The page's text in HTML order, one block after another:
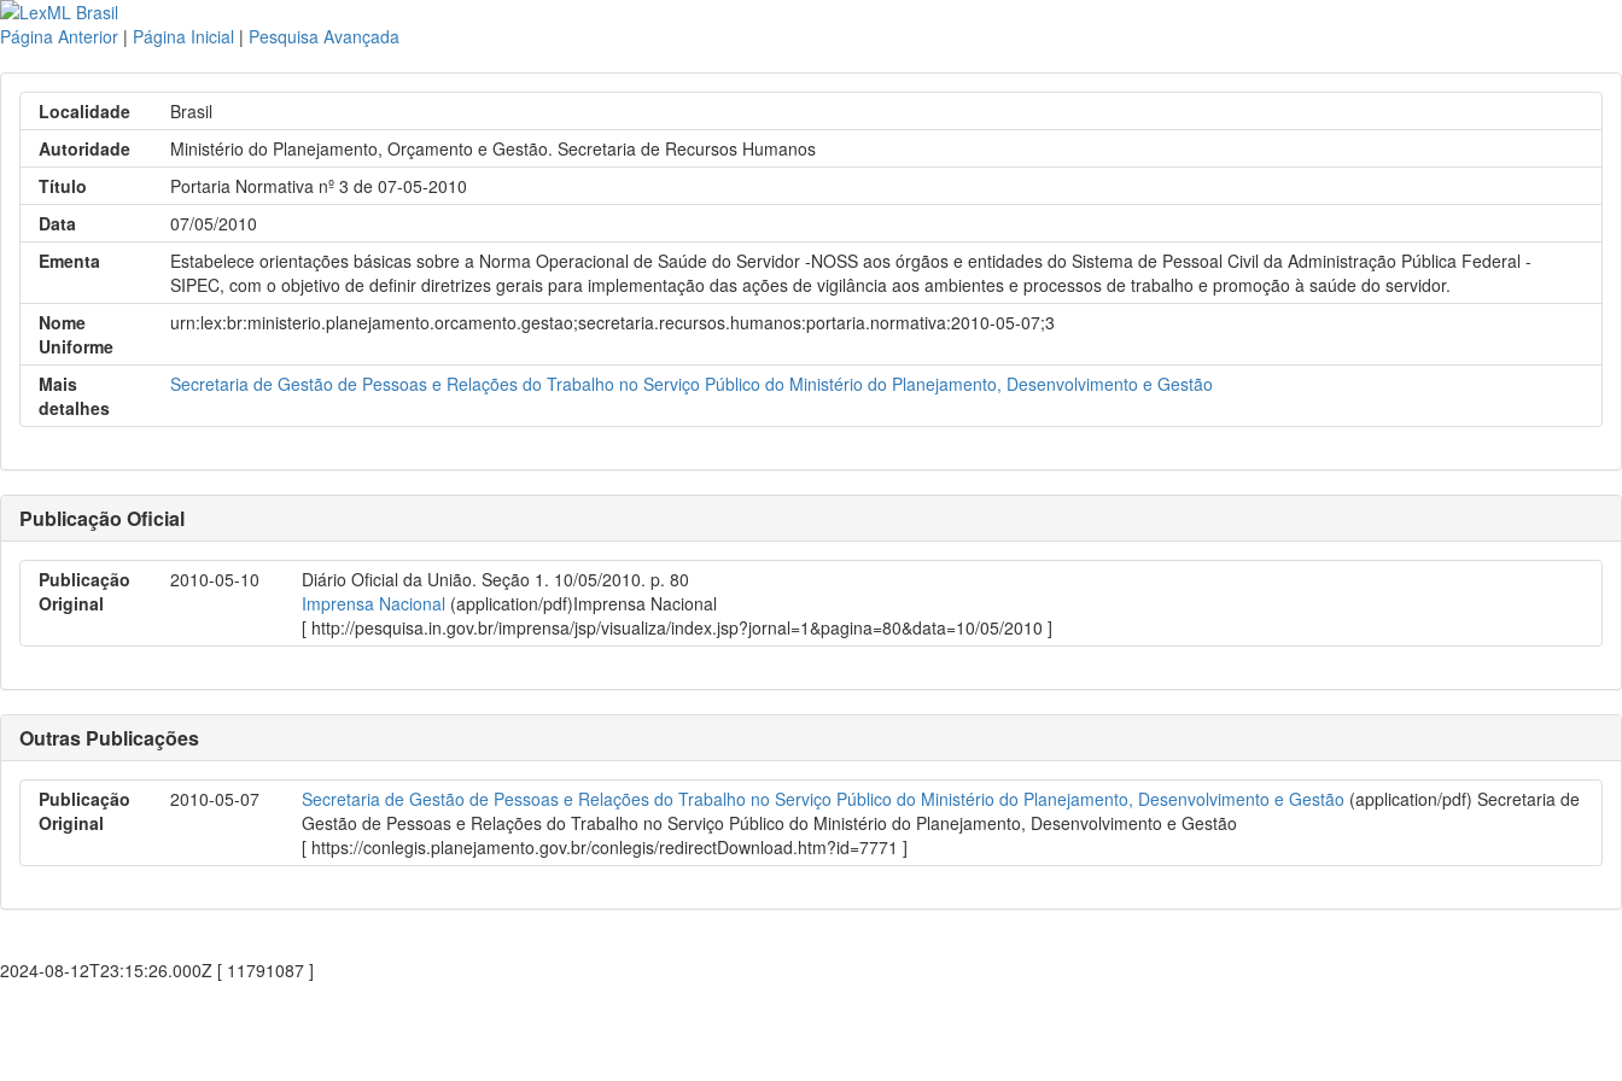
Página Anterior | Página Inicial | Pesquisa Avançada
Localidade
Brasil
Autoridade
Ministério do Planejamento, Orçamento e Gestão. Secretaria de Recursos Humanos
Título
Portaria Normativa nº 3 de 07-05-2010
Data
07/05/2010
Ementa
Estabelece orientações básicas sobre a Norma Operacional de Saúde do Servidor -NOSS aos órgãos e entidades do Sistema de Pessoal Civil da Administração Pública Federal -
SIPEC, com o objetivo de definir diretrizes gerais para implementação das ações de vigilância aos ambientes e processos de trabalho e promoção à saúde do servidor.
Nome
Uniforme
urn:lex:br:ministerio.planejamento.orcamento.gestao;secretaria.recursos.humanos:portaria.normativa:2010-05-07;3
Mais
detalhes
Secretaria de Gestão de Pessoas e Relações do Trabalho no Serviço Público do Ministério do Planejamento, Desenvolvimento e Gestão
Publicação Oficial
Publicação
Original
2010-05-10
Diário Oficial da União. Seção 1. 10/05/2010. p. 80
Imprensa Nacional (application/pdf)Imprensa Nacional
[ http://pesquisa.in.gov.br/imprensa/jsp/visualiza/index.jsp?jornal=1&pagina=80&data=10/05/2010 ]
Outras Publicações
Publicação
Original
2010-05-07 Secretaria de Gestão de Pessoas e Relações do Trabalho no Serviço Público do Ministério do Planejamento, Desenvolvimento e Gestão (application/pdf)Secretaria de
Gestão de Pessoas e Relações do Trabalho no Serviço Público do Ministério do Planejamento, Desenvolvimento e Gestão
[ https://conlegis.planejamento.gov.br/conlegis/redirectDownload.htm?id=7771 ]
2024-08-12T23:15:26.000Z [ 11791087 ]